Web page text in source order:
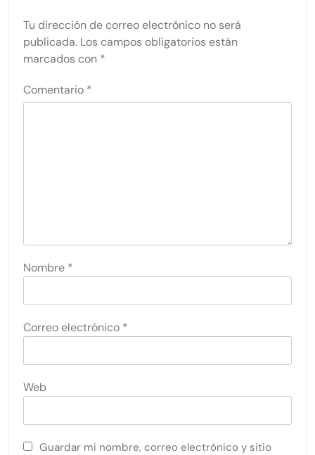
Tu dirección de correo electrónico no será
publicada. Los campos obligatorios están
marcados con *
Comentario *
Nombre *
Correo electrónico *
Web
Guardar mi nombre, correo electrónico y sitio